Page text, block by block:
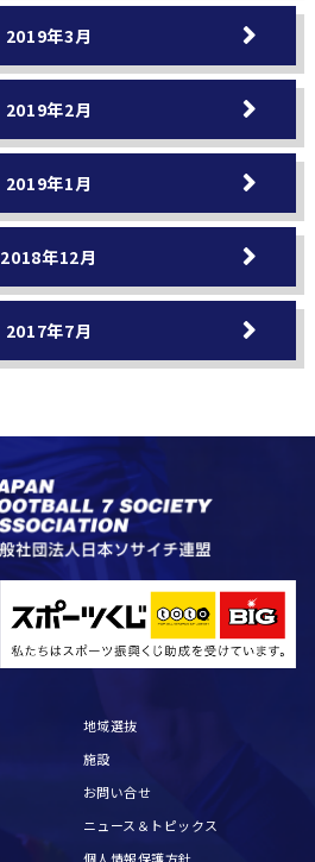
2019年3月
2019年2月
2019年1月
2018年12月
2017年7月
地域選抜
施設
お問い合せ
ニュース＆トピックス